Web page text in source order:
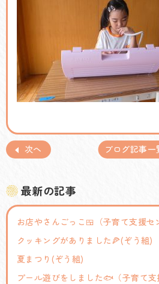
次へ ブログ記事一
最新の記事
お店やさんごっこ🍱（子育て支援セ
クッキングがありました🍕(ぞう組)
夏まつり(ぞう組)
プール遊びをしました🐟（子育て支